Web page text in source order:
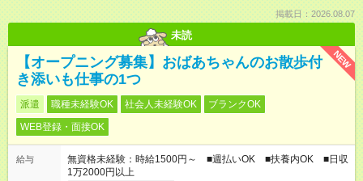
掲載日：2026.08.07
未読
NEW
【オープニング募集】おばあちゃんのお散歩付
き添いも仕事の1つ
派遣 職種未経験OK 社会人未経験OK
ブランクOK
WEB登録・面接OK
給与
無資格未経験：時給1500円～ ■週払いOK ■扶養内OK ■日収
1万2000円以上